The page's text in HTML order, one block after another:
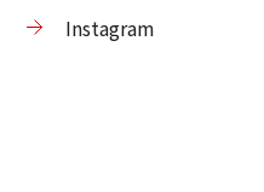
Instagram